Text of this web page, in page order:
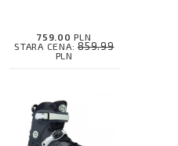
759.00 PLN
STARA CENA: 859.99
PLN